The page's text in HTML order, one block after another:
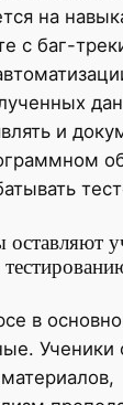
на
с баг-
и
оставляют
в
Ученики